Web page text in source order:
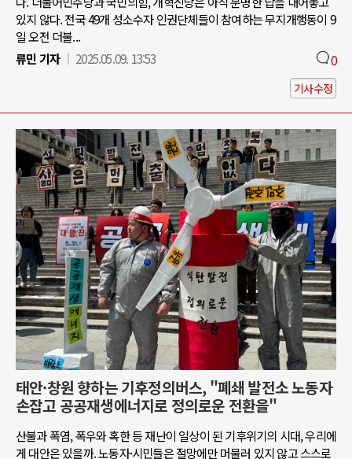
있지 않다. 전국 49개 성소수자 인권단체들이 참여하는 무지개행동이 9
일 오전 더불...
류민 기자
2025.05.09. 13:53 0
기사수정
태안·창원 향하는 기후정의버스, "폐쇄 발전소 노동자
손잡고 공공재생에너지로 정의로운 전환을"
산불과 폭염, 폭우와 혹한 등 재난이 일상이 된 기후위기의 시대, 우리에
게 대안은 있을까. 노동자·시민들은 절망에만 머물러 있지 않고 스스로